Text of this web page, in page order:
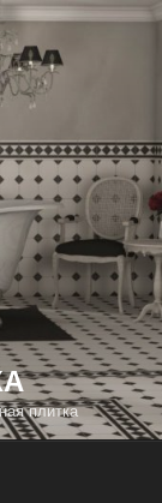
плитка